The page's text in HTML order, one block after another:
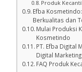
Produk
Efba
Berkualitas dan
Mulai Produksi
Kosmetindo
PT. Efba Digital
Digital
FAQ Produk